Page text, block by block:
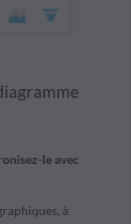
le avec
à